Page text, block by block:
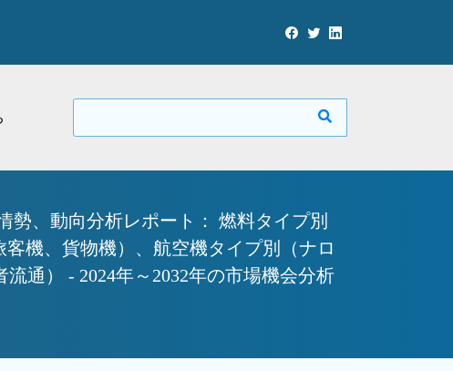
勢、動向分析レポート： 燃料タイプ別
機、貨物機）、航空機タイプ別（ナロ
通） - 2024年～2032年の市場機会分析